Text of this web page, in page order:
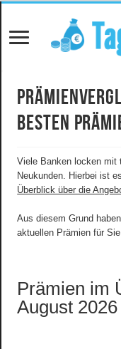
besten
Viele Banken locken mit
Neukunden. Hierbei ist
Überblick über die
Aus diesem Grund
aktuellen Prämien für
Prämien im
August 2026